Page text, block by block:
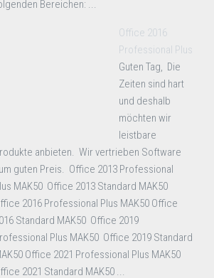
Bereichen: ...
Office 2016
Professional Plus
Guten Tag, Die
Zeiten sind hart
und deshalb
möchten wir
leistbare
anbieten. Wir vertrieben Software
guten Preis. Office 2013 Professional
MAK50 Office 2013 Standard MAK50
2016 Professional Plus MAK50 Office
Standard MAK50 Office 2019
Plus MAK50 Office 2019 Standard
Office 2021 Professional Plus MAK50
2021 Standard MAK50 ...